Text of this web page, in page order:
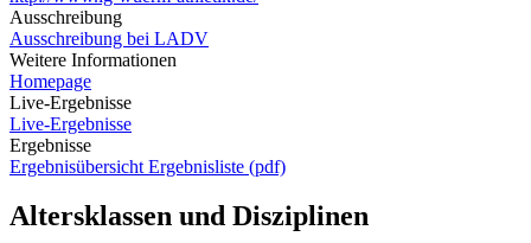
Ausschreibung
Ausschreibung bei LADV
Weitere Informationen
Homepage
Live-Ergebnisse
Live-Ergebnisse
Ergebnisse
Ergebnisübersicht Ergebnisliste (pdf)
Altersklassen und Disziplinen